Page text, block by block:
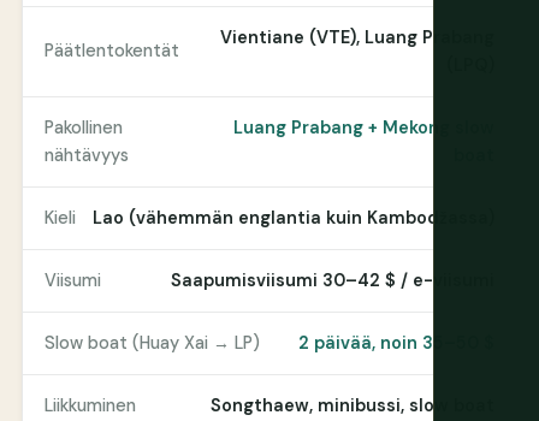
Päätlentokentät
Vientiane (VTE), Luang Prabang
Pakollinen
nähtävyys
Luang Prabang + Mekong slow
Kieli Lao (vähemmän englantia kuin Kambodžassa)
Viisumi Saapumisviisumi 30–42 $ / e-viisumi
Slow boat (Huay Xai → LP) 2 päivää, noin 35–50 $
Liikkuminen Songthaew, minibussi, slow boat